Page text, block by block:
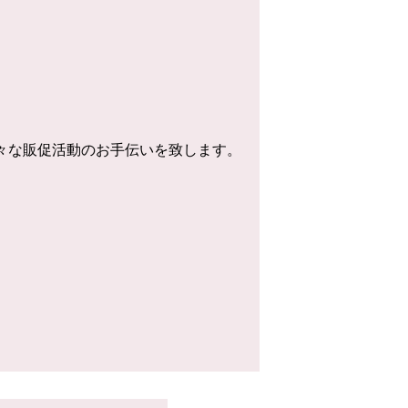
販促活動のお手伝いを致します。